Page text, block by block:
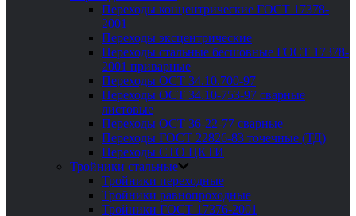
Переходы концентрические ГОСТ 17378-
2001
Переходы эксцентрические
Переходы стальные бесшовные ГОСТ 17378-
2001 приварные
Переходы ОСТ 34.10.700-97
Переходы ОСТ 34.10-753-97 сварные
листовые
Переходы ОСТ 36-22-77 сварные
Переходы ГОСТ 22826-83 точечные (ТД)
Переходы СТО ЦКТИ
Тройники стальные
Тройники переходные
Тройники равнопроходные
Тройники ГОСТ 17376-2001